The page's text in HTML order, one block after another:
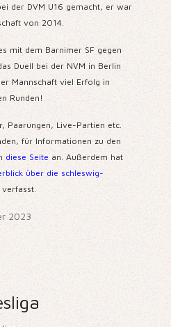
der DVM U16 gemacht, er war
von 2014.
mit dem Barnimer SF gegen
Duell bei der NVM in Berlin
Mannschaft viel Erfolg in
Runden!
Paarungen, Live-Partien etc.
für Informationen zu den
diese Seite an. Außerdem hat
über die schleswig-
2023